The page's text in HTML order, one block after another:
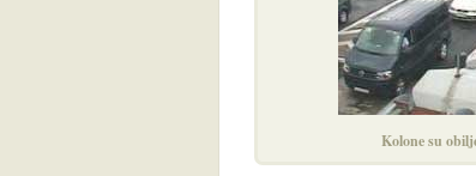
Kolone su